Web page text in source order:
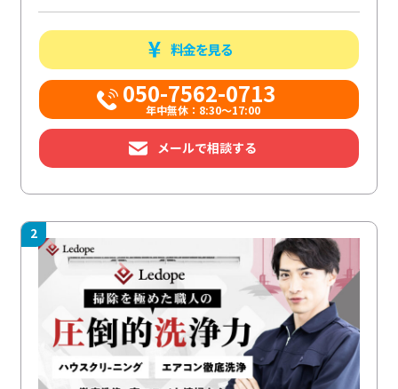
料金を見る
050-7562-0713
年中無休：8:30〜17:00
メールで相談する
2